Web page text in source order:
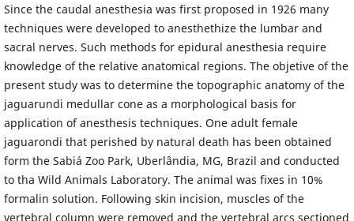
Since the caudal anesthesia was first proposed in 1926 many
techniques were developed to anesthethize the lumbar and
sacral nerves. Such methods for epidural anesthesia require
knowledge of the relative anatomical regions. The objetive of the
present study was to determine the topographic anatomy of the
jaguarundi medullar cone as a morphological basis for
application of anesthesis techniques. One adult female
jaguarondi that perished by natural death has been obtained
form the Sabiá Zoo Park, Uberlândia, MG, Brazil and conducted
to tha Wild Animals Laboratory. The animal was fixes in 10%
formalin solution. Following skin incision, muscles of the
vertebral column were removed and the vertebral arcs sectioned